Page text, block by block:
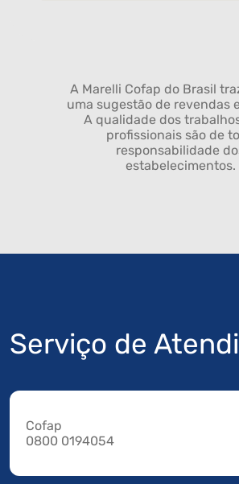
A Marelli Cofap do Brasil
uma sugestão de revendas
A qualidade dos
profissionais são de
responsabilidade
estabelecimentos.
Serviço de
Cofap
0800 0194054